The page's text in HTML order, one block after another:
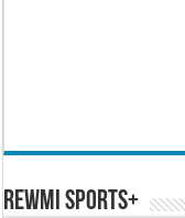
REWMI SPORTS+